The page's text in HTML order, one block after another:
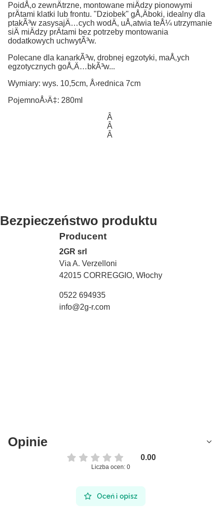
PoidÅ‚o zewnÄtrzne, montowane miÄdzy pionowymi
prÄtami klatki lub frontu. "Dziobek" gÅ‚Äboki, idealny dla
ptakÃ³w zasysajÄ…cych wodÄ, uÅ‚atwia teÅ¼ utrzymanie
siÄ miÄdzy prÄtami bez potrzeby montowania
dodatkowych uchwytÃ³w.
Polecane dla kanarkÃ³w, drobnej egzotyki, maÅ‚ych
egzotycznych goÅ‚Ä…bkÃ³w...
Wymiary: wys. 10,5cm, Å›rednica 7cm
PojemnoÅ›Ä‡: 280ml
Â
Â
Â
Bezpieczeństwo produktu
Producent
2GR srl
Via A. Verzelloni
42015 CORREGGIO, Włochy
0522 694935
info@2g-r.com
Opinie
0.00
Liczba ocen: 0
Oceń i opisz